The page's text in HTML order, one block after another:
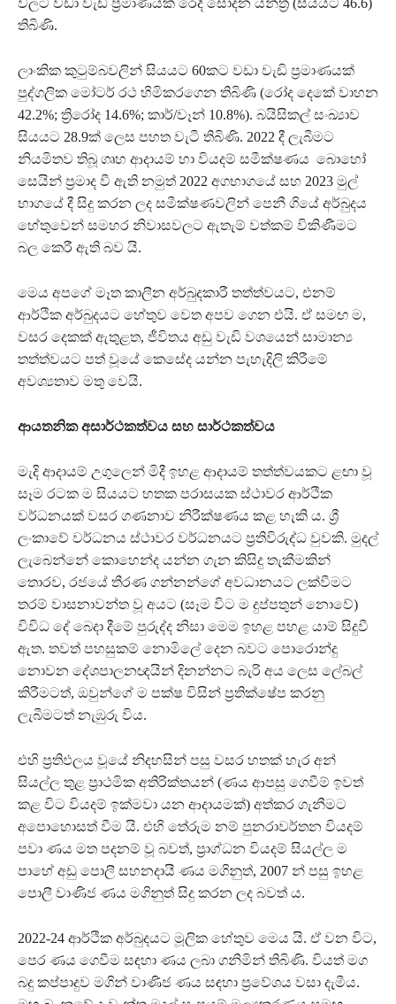
වලට වඩා වැඩි ප්‍රමාණයක් රෙදි සෝදන යන්ත්‍ර (සියයට 46.6)
තිබිණි.
ලාංකික කුටුම්බවලින් සියයට 60කට වඩා වැඩි ප්‍රමාණයක්
පුද්ගලික මෝටර් රථ හිමිකරගෙන තිබිණි (රෝද දෙකේ වාහන
42.2%; ත්‍රිරෝද 14.6%; කාර්/වෑන් 10.8%). බයිසිකල් සංඛ්‍යාව
සියයට 28.9ක් ලෙස පහත වැටී තිබිණි. 2022 දී ලැබීමට
නියමිතව තිබූ ගෘහ ආදායම් හා වියදම් සමීක්ෂණය බොහෝ
සෙයින් ප්‍රමාද වී ඇති නමුත් 2022 අගභාගයේ සහ 2023 මුල්
භාගයේ දී සිදු කරන ලද සමීක්ෂණවලින් පෙනී ගියේ අර්බුදය
හේතුවෙන් සමහර නිවාසවලට ඇතැම් වත්කම් විකිණීමට
බල කෙරී ඇති බව යි.
මෙය අපගේ මෑත කාලීන අර්බුදකාරී තත්ත්වයට, එනම්
ආර්ථික අර්බුදයට හේතුව වෙත අපව ගෙන එයි. ඒ සමඟ ම,
වසර දෙකක් ඇතුළත, ජීවිතය අඩු වැඩි වශයෙන් සාමාන්‍ය
තත්ත්වයට පත් වූයේ කෙසේද යන්න පැහැදිලි කිරීමේ
අවශ්‍යතාව මතු වෙයි.
ආයතනික අසාර්ථකත්වය සහ සාර්ථකත්වය
මැදි ආදායම් උගුලෙන් මිදී ඉහළ ආදායම් තත්ත්වයකට ළඟා වූ
සෑම රටක ම සියයට හතක පරාසයක ස්ථාවර ආර්ථික
වර්ධනයක් වසර ගණනාව නිරීක්ෂණය කළ හැකි ය. ශ්‍රී
ලංකාවේ වර්ධනය ස්ථාවර වර්ධනයට ප්‍රතිවිරුද්ධ වුවකි. මුදල්
ලැබෙන්නේ කොහෙන්ද යන්න ගැන කිසිදු තැකීමකින්
තොරව, රජයේ තීරණ ගන්නන්ගේ අවධානයට ලක්වීමට
තරම් වාසනාවන්ත වූ අයට (සෑම විට ම දුප්පතුන් නොවේ)
විවිධ දේ බෙදා දීමේ පුරුද්ද නිසා මෙම ඉහළ පහළ යාම් සිදුවී
ඇත. තවත් පහසුකම් නොමිලේ දෙන බවට පොරොන්දු
නොවන දේශපාලනඥයින් දිනන්නට බැරි අය ලෙස ලේබල්
කිරීමටත්, ඔවුන්ගේ ම පක්ෂ විසින් ප්‍රතික්ෂේප කරනු
ලැබීමටත් නැඹුරු විය.
එහි ප්‍රතිඵලය වූයේ නිදහසින් පසු වසර හතක් හැර අන්
සියල්ල තුළ ප්‍රාථමික අතිරික්තයන් (ණය ආපසු ගෙවීම් ඉවත්
කළ විට වියදම් ඉක්මවා යන ආදායමක්) අත්කර ගැනීමට
අපොහොසත් වීම යි. එහි තේරුම නම් පුනරාවර්තන වියදම්
පවා ණය මත පදනම් වූ බවත්, ප්‍රාග්ධන වියදම් සියල්ල ම
පාහේ අඩු පොලී සහනදායී ණය මගිනුත්, 2007 න් පසු ඉහළ
පොලී වාණිජ ණය මගිනුත් සිදු කරන ලද බවත් ය.
2022-24 ආර්ථික අර්බුදයට මූලික හේතුව මෙය යි. ඒ වන විට,
පෙර ණය ගෙවීම සඳහා ණය ලබා ගනිමින් තිබිණි. වියත් මග
බදු කප්පාදුව මගින් වාණිජ ණය සඳහා ප්‍රවේශය වසා දැමීය.